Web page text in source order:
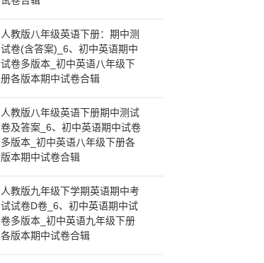
人教版八年级英语下册：期中测
试卷(含答案)_6、初中英语期中
试卷多版本_初中英语八年级下
册各版本期中试卷合辑
人教版八年级英语下册期中测试
卷及答案_6、初中英语期中试卷
多版本_初中英语八年级下册各
版本期中试卷合辑
人教版九年级下学期英语期中考
试试卷D卷_6、初中英语期中试
卷多版本_初中英语九年级下册
各版本期中试卷合辑